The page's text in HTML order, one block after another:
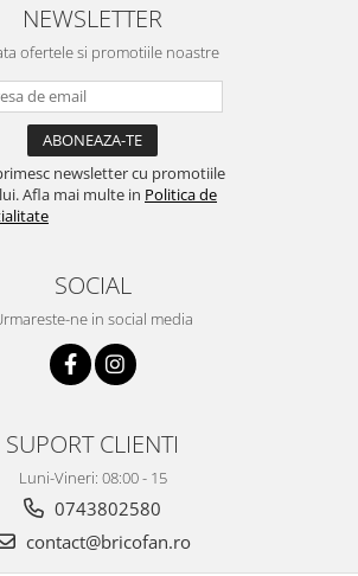
butelii de
butelii
electrice
NEWSLETTER
ofertele si promotiile noastre
newsletter cu promotiile
Afla mai multe in Politica de
SOCIAL
ne in social media
SUPORT CLIENTI
Luni-Vineri: 08:00 - 15
0743802580
contact@bricofan.ro